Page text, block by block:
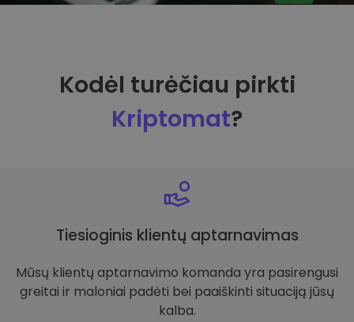
Kodėl turėčiau pirkti
Kriptomat?
Tiesioginis klientų aptarnavimas
Mūsų klientų aptarnavimo komanda yra pasirengusi
greitai ir maloniai padėti bei paaiškinti situaciją jūsų
kalba.